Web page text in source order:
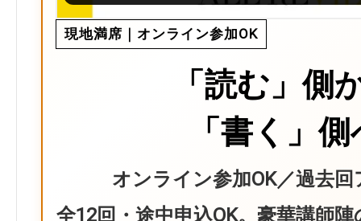
現地満席｜オンライン参加OK
「読む」側
「書く」
オンライン参加OK／過去
全12回・途中申込OK。豪華講師